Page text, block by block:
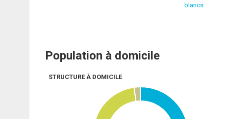
blancs
Population à domicile
STRUCTURE À DOMICILE